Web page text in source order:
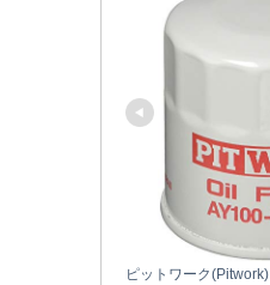
ピットワーク(Pitwork)